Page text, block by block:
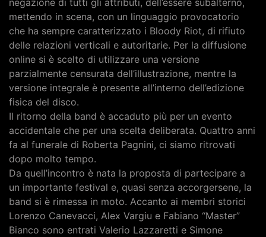
mettendo in scena, con un linguaggio provocatorio
che ha sempre caratterizzato i Bloody Riot, di rifiuto
delle relazioni verticali e autoritarie. Per la diffusione
online si è scelto di utilizzare una versione
parzialmente censurata dell’illustrazione, mentre la
versione integrale è presente all’interno dell’edizione
fisica del disco.
Il ritorno della band è accaduto più per un evento
accidentale che per una scelta deliberata. Quattro anni
fa al funerale di Roberta Pagnini, ci siamo ritrovati
dopo molto tempo.
Da quell’incontro è nata la proposta di partecipare a
un importante festival e, quasi senza accorgersene, la
band si è rimessa in moto. Accanto ai membri storici
Lorenzo Canevacci, Alex Vargiu e Fabiano “Master”
Bianco sono entrati Valerio Lazzaretti e Simone